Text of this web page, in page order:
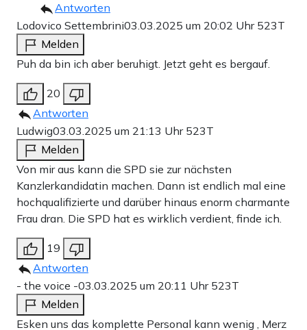
Antworten
Lodovico Settembrini03.03.2025 um 20:02 Uhr 523T
Melden
Puh da bin ich aber beruhigt. Jetzt geht es bergauf.
20
Antworten
Ludwig03.03.2025 um 21:13 Uhr 523T
Melden
Von mir aus kann die SPD sie zur nächsten
Kanzlerkandidatin machen. Dann ist endlich mal eine
hochqualifizierte und darüber hinaus enorm charmante
Frau dran. Die SPD hat es wirklich verdient, finde ich.
19
Antworten
- the voice -03.03.2025 um 20:11 Uhr 523T
Melden
Esken uns das komplette Personal kann wenig , Merz